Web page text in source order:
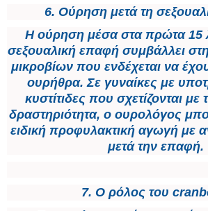
6. Ούρηση μετά τη
Η ούρηση μέσα στα πρώτα 15
σεξουαλική επαφή συμβάλλει
μικροβίων που ενδέχεται να
ουρήθρα. Σε γυναίκες με
κυστίτιδες που σχετίζονται με
δραστηριότητα, ο ουρολόγος
ειδική προφυλακτική αγωγή με
μετά την επαφή.
7. Ο ρόλος του